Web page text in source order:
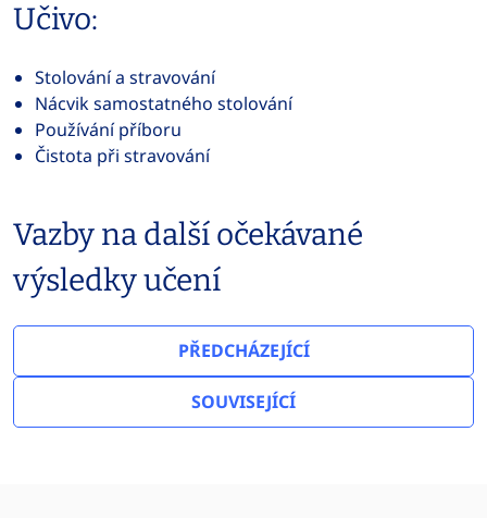
Učivo:
Stolování a stravování
Nácvik samostatného stolování
Používání příboru
Čistota při stravování
Vazby na další očekávané
výsledky učení
PŘEDCHÁZEJÍCÍ
SOUVISEJÍCÍ